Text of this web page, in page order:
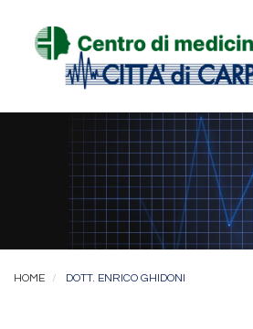
HOME DOTT. ENRICO GHIDONI